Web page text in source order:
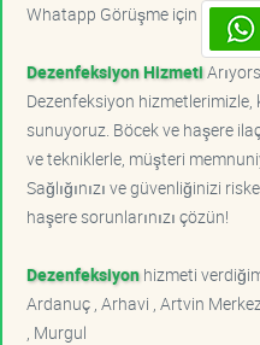
Whatapp Görüşme için
Dezenfeksiyon Hizmeti
Dezenfeksiyon
sunuyoruz. Böcek ve haşere
ve tekniklerle, müşteri
Sağlığınızı ve güvenliğinizi
haşere sorunlarınızı çözün!
Dezenfeksiyonhizmeti
Ardanuç , Arhavi , Artvin
, Murgul